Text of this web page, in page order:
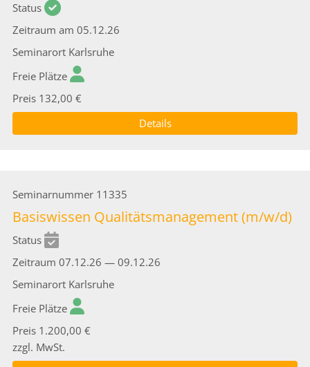
Status
Zeitraum am 05.12.26
Seminarort Karlsruhe
Freie Plätze
Preis 132,00 €
Details
Seminarnummer 11335
Basiswissen Qualitätsmanagement (m/w/d)
Status
Zeitraum 07.12.26 — 09.12.26
Seminarort Karlsruhe
Freie Plätze
Preis 1.200,00 €
zzgl. MwSt.